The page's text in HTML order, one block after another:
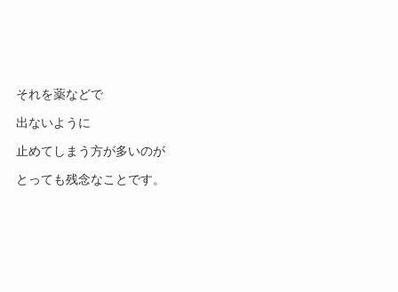
それを薬などで
出ないように
止めてしまう方が多いのが
とっても残念なことです。